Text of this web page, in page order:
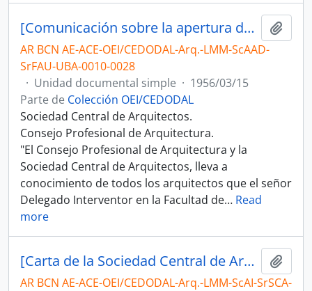
[Comunicación sobre la apertura del padrón de egresados]
AR BCN AE-ACE-OEI/CEDODAL-Arq.-LMM-ScAAD-
SrFAU-UBA-0010-0028
· Unidad documental simple · 1956/03/15
Parte de Colección OEI/CEDODAL
Sociedad Central de Arquitectos.
Consejo Profesional de Arquitectura.
"El Consejo Profesional de Arquitectura y la
Sociedad Central de Arquitectos, lleva a
conocimiento de todos los arquitectos que el señor
Delegado Interventor en la Facultad de… Read
more
[Carta de la Sociedad Central de Arquitectos, dirigida a Luis Morea]
AR BCN AE-ACE-OEI/CEDODAL-Arq.-LMM-ScAI-SrSCA-